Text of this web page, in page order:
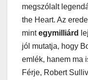
megszólalt
the Heart. Az
mintegymilliárd
jól mutatja, hogy
emlék, hanem ma
Férje, Robert